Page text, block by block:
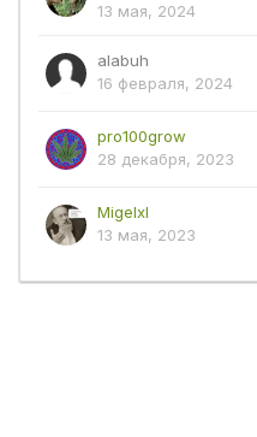
13 мая, 2024
alabuh
16 февраля, 2024
pro100grow
28 декабря, 2023
Migelxl
13 мая, 2023